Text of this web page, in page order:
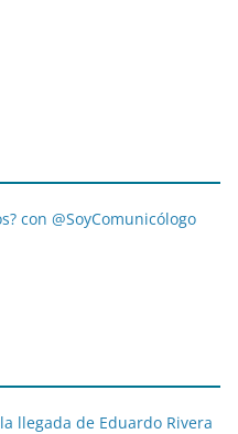
con @SoyComunicólogo
llegada de Eduardo Rivera